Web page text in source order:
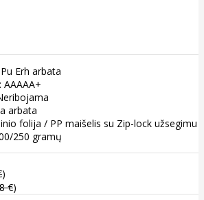
Pu Erh arbata
: AAAAA+
arbata
folija / PP maišelis su Zip-lock užsegimu
250 gramų
)
€)